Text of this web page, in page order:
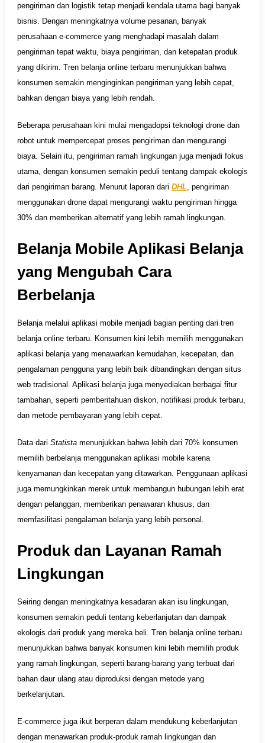
pengiriman dan logistik tetap menjadi kendala utama bagi banyak
bisnis. Dengan meningkatnya volume pesanan, banyak
perusahaan e-commerce yang menghadapi masalah dalam
pengiriman tepat waktu, biaya pengiriman, dan ketepatan produk
yang dikirim. Tren belanja online terbaru menunjukkan bahwa
konsumen semakin menginginkan pengiriman yang lebih cepat,
bahkan dengan biaya yang lebih rendah.
Beberapa perusahaan kini mulai mengadopsi teknologi drone dan
robot untuk mempercepat proses pengiriman dan mengurangi
biaya. Selain itu, pengiriman ramah lingkungan juga menjadi fokus
utama, dengan konsumen semakin peduli tentang dampak ekologis
dari pengiriman barang. Menurut laporan dari DHL , pengiriman
menggunakan drone dapat mengurangi waktu pengiriman hingga
30% dan memberikan alternatif yang lebih ramah lingkungan.
Belanja Mobile Aplikasi Belanja
yang Mengubah Cara
Berbelanja
Belanja melalui aplikasi mobile menjadi bagian penting dari tren
belanja online terbaru. Konsumen kini lebih memilih menggunakan
aplikasi belanja yang menawarkan kemudahan, kecepatan, dan
pengalaman pengguna yang lebih baik dibandingkan dengan situs
web tradisional. Aplikasi belanja juga menyediakan berbagai fitur
tambahan, seperti pemberitahuan diskon, notifikasi produk terbaru,
dan metode pembayaran yang lebih cepat.
Data dari Statistamenunjukkan bahwa lebih dari 70% konsumen
memilih berbelanja menggunakan aplikasi mobile karena
kenyamanan dan kecepatan yang ditawarkan. Penggunaan aplikasi
juga memungkinkan merek untuk membangun hubungan lebih erat
dengan pelanggan, memberikan penawaran khusus, dan
memfasilitasi pengalaman belanja yang lebih personal.
Produk dan Layanan Ramah
Lingkungan
Seiring dengan meningkatnya kesadaran akan isu lingkungan,
konsumen semakin peduli tentang keberlanjutan dan dampak
ekologis dari produk yang mereka beli. Tren belanja online terbaru
menunjukkan bahwa banyak konsumen kini lebih memilih produk
yang ramah lingkungan, seperti barang-barang yang terbuat dari
bahan daur ulang atau diproduksi dengan metode yang
berkelanjutan.
E-commerce juga ikut berperan dalam mendukung keberlanjutan
dengan menawarkan produk-produk ramah lingkungan dan